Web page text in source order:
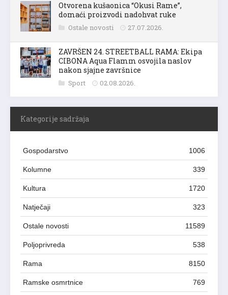
Otvorena kušaonica “Okusi Rame”,
domaći proizvodi nadohvat ruke
Ostale novosti 27.07.2026.
ZAVRŠEN 24. STREETBALL RAMA: Ekipa
CIBONA Aqua Flamm osvojila naslov
nakon sjajne završnice
Sport 02.08.2026.
Kategorije sadržaja
Gospodarstvo 1006
Kolumne 339
Kultura 1720
Natječaji 323
Ostale novosti 11589
Poljoprivreda 538
Rama 8150
Ramske osmrtnice 769